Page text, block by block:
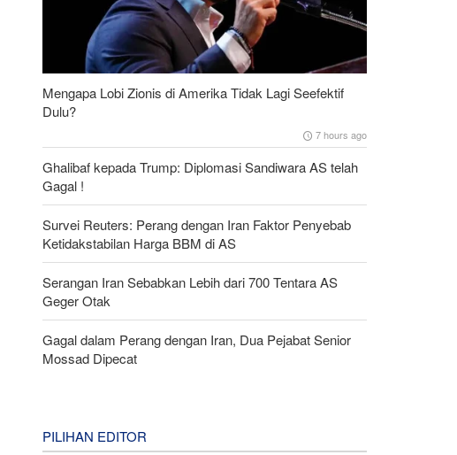
Mengapa Lobi Zionis di Amerika Tidak Lagi Seefektif
Dulu?
7 hours ago
Ghalibaf kepada Trump: Diplomasi Sandiwara AS telah
Gagal !
Survei Reuters: Perang dengan Iran Faktor Penyebab
Ketidakstabilan Harga BBM di AS
Serangan Iran Sebabkan Lebih dari 700 Tentara AS
Geger Otak
Gagal dalam Perang dengan Iran, Dua Pejabat Senior
Mossad Dipecat
PILIHAN EDITOR